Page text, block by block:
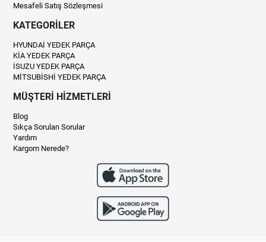
Mesafeli Satış Sözleşmesi
KATEGORİLER
HYUNDAİ YEDEK PARÇA
KİA YEDEK PARÇA
İSUZU YEDEK PARÇA
MİTSUBİSHİ YEDEK PARÇA
MÜŞTERİ HİZMETLERİ
Blog
Sıkça Sorulan Sorular
Yardım
Kargom Nerede?